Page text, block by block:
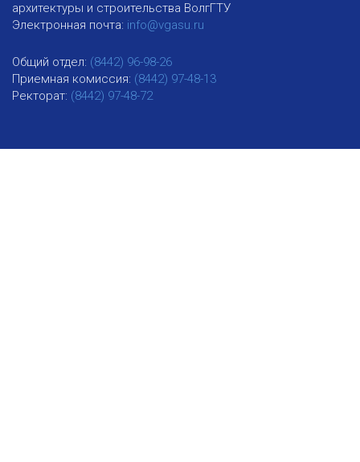
архитектуры и строительства ВолгГТУ
Электронная почта: info@vgasu.ru
Общий отдел: (8442) 96-98-26
Приемная комиссия: (8442) 97-48-13
Ректорат: (8442) 97-48-72